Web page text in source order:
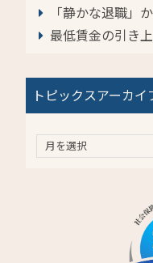
「静かな退職」
最低賃金の引き
トピックスアーカイ